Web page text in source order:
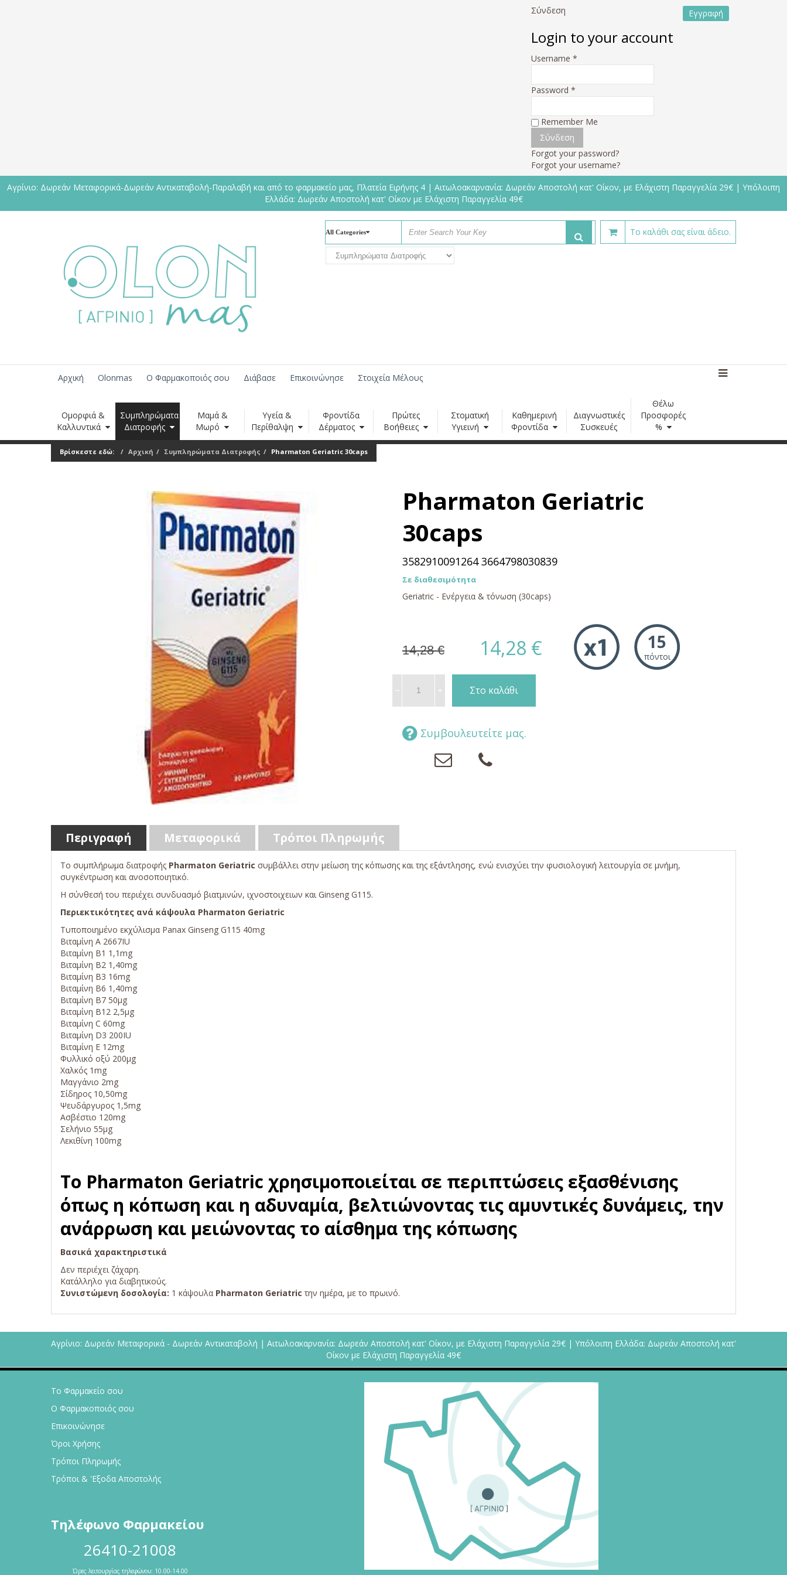
Σύνδεση
Login to your account
Username *
Password *
Remember Me
Forgot your password?
Forgot your username?
Εγγραφή
Αγρίνιο: Δωρεάν Μεταφορικά-Δωρεάν Αντικαταβολή-Παραλαβή και από το φαρμακείο μας, Πλατεία Ειρήνης 4 | Αιτωλοακαρνανία: Δωρεάν Αποστολή κατ' Οίκον, με Ελάχιστη Παραγγελία 29€ | Υπόλοιπη
Ελλάδα: Δωρεάν Αποστολή κατ' Οίκον με Ελάχιστη Παραγγελία 49€
Το καλάθι σας είναι άδειο.
All Categories
Αρχική Olonmas Ο Φαρμακοποιός σου Διάβασε Επικοινώνησε Στοιχεία Μέλους
Ομορφιά &
Καλλυντικά
Συμπληρώματα
Διατροφής
Μαμά &
Μωρό
Υγεία &
Περίθαλψη
Φροντίδα
Δέρματος
Πρώτες
Βοήθειες
Στοματική
Υγιεινή
Καθημερινή
Φροντίδα
Διαγνωστικές
Συσκευές
Θέλω
Προσφορές
%
Βρίσκεστε εδώ: Αρχική Συμπληρώματα Διατροφής Pharmaton Geriatric 30caps
Pharmaton Geriatric
30caps
3582910091264 3664798030839
Σε διαθεσιμότητα
Geriatric - Ενέργεια & τόνωση (30caps)
14,28 € 14,28 € 15
πόντοι
Συμβουλευτείτε μας.
Περιγραφή Μεταφορικά Τρόποι Πληρωμής
Το συμπλήρωμα διατροφής Pharmaton Geriatric συμβάλλει στην μείωση της κόπωσης και της εξάντλησης, ενώ ενισχύει την φυσιολογική λειτουργία σε μνήμη,
συγκέντρωση και ανοσοποιητικό.
Η σύνθεσή του περιέχει συνδυασμό βιατμινών, ιχνοστοιχειων και Ginseng G115.
Περιεκτικότητες ανά κάψουλα Pharmaton Geriatric
Τυποποιημένο εκχύλισμα Panax Ginseng G115 40mg
Βιταμίνη Α 2667IU
Βιταμίνη Β1 1,1mg
Βιταμίνη Β2 1,40mg
Βιταμίνη Β3 16mg
Βιταμίνη Β6 1,40mg
Βιταμίνη Β7 50μg
Βιταμίνη Β12 2,5μg
Βιταμίνη C 60mg
Βιταμίνη D3 200IU
Βιταμίνη Ε 12mg
Φυλλικό οξύ 200μg
Χαλκός 1mg
Μαγγάνιο 2mg
Σίδηρος 10,50mg
Ψευδάργυρος 1,5mg
Ασβέστιο 120mg
Σελήνιο 55μg
Λεκιθίνη 100mg
Το Pharmaton Geriatric χρησιμοποιείται σε περιπτώσεις εξασθένισης
όπως η κόπωση και η αδυναμία, βελτιώνοντας τις αμυντικές δυνάμεις, την
ανάρρωση και μειώνοντας το αίσθημα της κόπωσης
Βασικά χαρακτηριστικά
Δεν περιέχει ζάχαρη.
Κατάλληλο για διαβητικούς.
Συνιστώμενη δοσολογία: 1 κάψουλα Pharmaton Geriatric την ημέρα, με το πρωινό.
Αγρίνιο: Δωρεάν Μεταφορικά - Δωρεάν Αντικαταβολή | Αιτωλοακαρνανία: Δωρεάν Αποστολή κατ' Οίκον, με Ελάχιστη Παραγγελία 29€ | Υπόλοιπη Ελλάδα: Δωρεάν Αποστολή κατ'
Οίκον με Ελάχιστη Παραγγελία 49€
Το Φαρμακείο σου
Ο Φαρμακοποιός σου
Επικοινώνησε
Όροι Χρήσης
Τρόποι Πληρωμής
Τρόποι & 'Εξοδα Αποστολής
Τηλέφωνο Φαρμακείου
26410-21008
Ώρες λειτουργίας τηλεφώνου: 10.00-14.00